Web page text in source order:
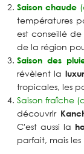
Saison chaude
températures
est conseillé
de la région
Saison des
révèlent la
tropicales, les
Saison fraîche
découvrir
C'est aussi la
parfait, mais